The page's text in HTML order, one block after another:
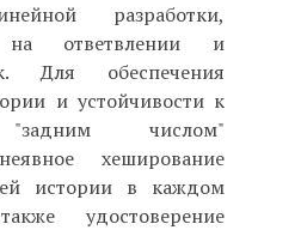
разработки,
на ответвлении и
Для обеспечения
и устойчивости к
числом"
хеширование
истории в каждом
удостоверение